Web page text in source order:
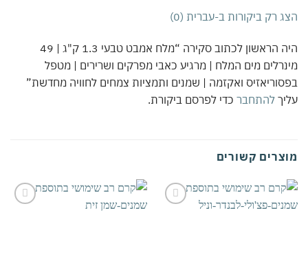
רק ביקורות ב-עברית (0)
היה הראשון לכתוב סקירה “מלח אמבט טבעי 1.3 ק"ג | 49
מים המלח | מרגיע כאבי מפרקים ושרירים | מטפל
ואקזמה | שמנים ותמציות צמחים לחוויה מחדשת”
להתחברכדי לפרסם ביקורת.
קשורים